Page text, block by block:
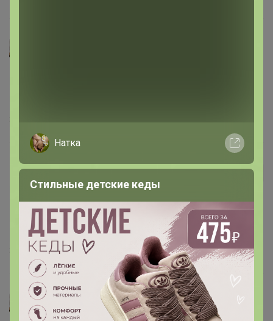
31 мая, 2022 17:51
Автор уже получил заказ!
Шень+Жень, подскажите пожалуйста: паруса какими
размерами? Хочу их заменить денежными купюрами -
возможно будет такое?
31 мая, 2022 17:45
Леныра
Натка
Стильные детские кеды